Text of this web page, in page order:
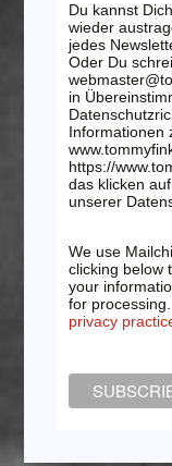
Du kannst
wieder
jedes
Oder Du
in
Informationen
https://
das klicken
unserer
We use
clicking below
your
for processing.
privacy